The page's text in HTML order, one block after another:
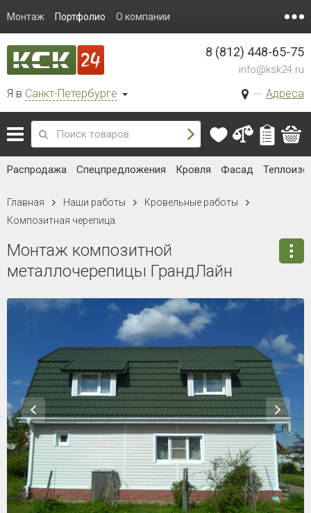
Монтаж Портфолио О компании
Я в Санкт-Петербурге Адреса
8 (812) 448-65-75
info@ksk24.ru
Распродажа Спецпредложения Кровля Фасад
Главная Наши работы
Кровельные работы
Композитная черепица
Монтаж композитной
металлочерепицы ГрандЛайн